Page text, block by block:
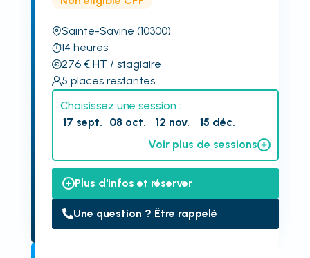
Sainte-Savine (10300)
14 heures
276€ HT / stagiaire
5 places restantes
Choisissez une session :
17 sept.
08 oct. 12 nov.
15 déc.
Voir plus de sessions
Plus d'infos et réserver
Une question ? Être rappelé